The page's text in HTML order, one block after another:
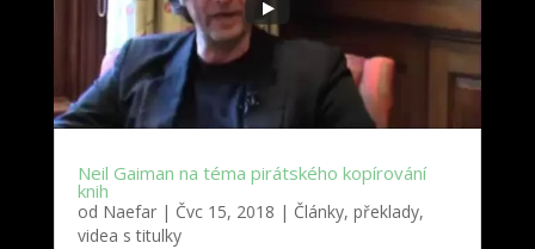
Neil Gaiman na téma pirátského kopírování
knih
od Naefar| Čvc 15, 2018 | Články, překlady,
videa s titulky